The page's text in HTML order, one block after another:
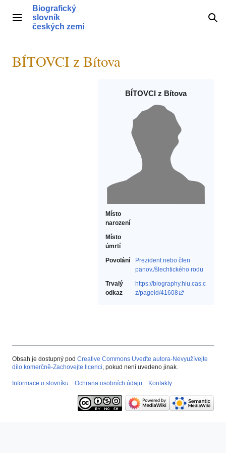
obsahHlavní menu
Biografický
slovník
českých zemí
BÍTOVCI z Bítova
BÍTOVCI z Bítova
Místo
narození
Místo
úmrtí
Povolání
Prezident nebo člen
panov./šlechtického rodu‎
Trvalý
odkaz
https://biography.hiu.cas.c
z/pageid/41608
Obsah je dostupný pod Creative Commons Uveďte autora-Nevyužívejte
dílo komerčně-Zachovejte licenci, pokud není uvedeno jinak.
Informace o slovníku Ochrana osobních údajů Kontakty